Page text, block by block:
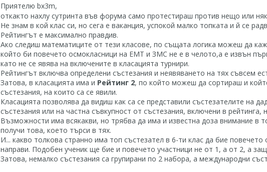
Приятелю bx3m,
откакто нахлу сутринта във форума само протестираш против нещо или
Не знам в кой клас си, но сега е ваканция, успокой малко топката и й се
Рейтингът е максимално правдив.
Ако следиш математиците от тези класове, по същата логика можеш да
който би повечето осмокласници на ЕМТ и ЗМС не е в челото,а е извън
като не се явява на включените в класацията турнири.
Рейтингът включва определени състезания и неявяването на тях съвсем
Затова, в класацията има и Рейтинг 2, по който можеш да сортираш и
състезания, на които са се явили.
Класацията позволява да видиш как са се представили състезателите на
състезания или на частна съвкупност от състезания, включени в рейтинга,
Възможности има всякакви, но трябва да има и известна доза внимание в
получи това, което търси в тях.
И... какво толкова странно има топ състезател в 6-ти клас да бие
направи. Подобен ученик ще бие и повечето участници не от 1, а от 2, а
Затова, немалко състезания са групирани по 2 набора, а международни